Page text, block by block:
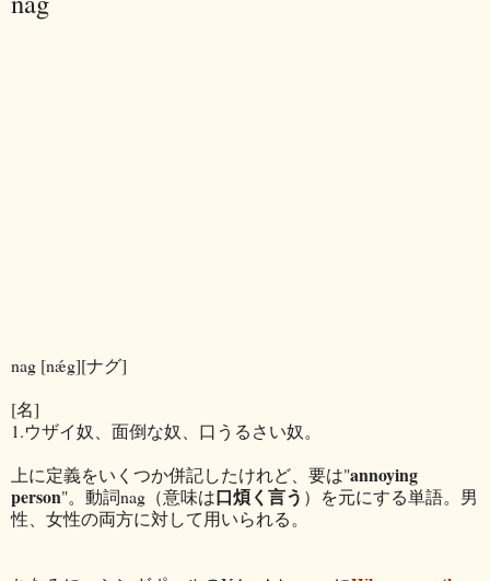
nag [nǽg][ナグ]
[名]
1.ウザイ奴、面倒な奴、口うるさい奴。
上に定義をいくつか併記したけれど、要は"annoying
person"。動詞nag（意味は口煩く言う ）を元にする単語。男
性、女性の両方に対して用いられる。